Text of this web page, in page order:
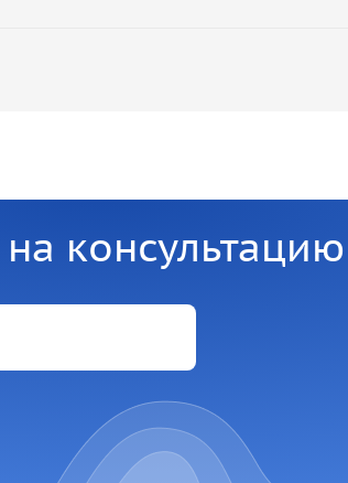
консультацию